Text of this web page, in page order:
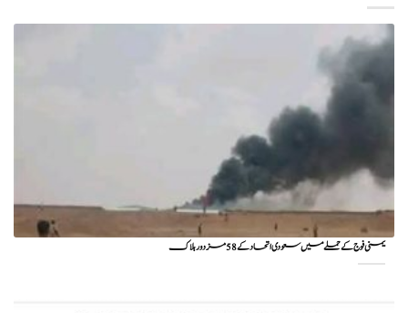
یمنی فوج کے حملے میں سعودی اتحاد کے 58 مزدور ہلاک